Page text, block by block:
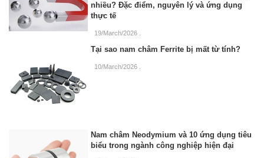
nhiều? Đặc điểm, nguyên lý và ứng dụng
thực tế
19/March/2026 .
Tại sao nam châm Ferrite bị mất từ tính?
10/March/2026 .
Nam châm Neodymium và 10 ứng dụng tiêu
biểu trong ngành công nghiệp hiện đại